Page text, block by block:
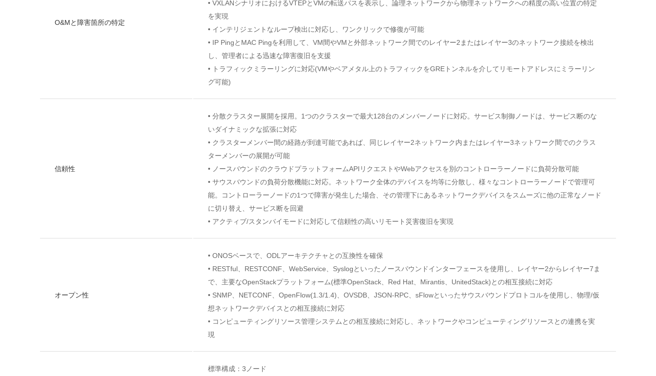
O&Mと障害箇所の特定
• VXLANシナリオにおけるVTEPとVMの転送パスを表示し、論理ネットワークから物理ネットワークへの精度の高い位置の特定
を実現
• インテリジェントなループ検出に対応し、ワンクリックで修復が可能
• IP PingとMAC Pingを利用して、VM間やVMと外部ネットワーク間でのレイヤー2またはレイヤー3のネットワーク接続を検出
し、管理者による迅速な障害復旧を支援
• トラフィックミラーリングに対応(VMやベアメタル上のトラフィックをGREトンネルを介してリモートアドレスにミラーリン
グ可能)
信頼性
• 分散クラスター展開を採用。1つのクラスターで最大128台のメンバーノードに対応。サービス制御ノードは、サービス断のな
いダイナミックな拡張に対応
• クラスターメンバー間の経路が到達可能であれば、同じレイヤー2ネットワーク内またはレイヤー3ネットワーク間でのクラス
ターメンバーの展開が可能
• ノースバウンドのクラウドプラットフォームAPIリクエストやWebアクセスを別のコントローラーノードに負荷分散可能
• サウスバウンドの負荷分散機能に対応。ネットワーク全体のデバイスを均等に分散し、様々なコントローラーノードで管理可
能。コントローラーノードの1つで障害が発生した場合、その管理下にあるネットワークデバイスをスムーズに他の正常なノード
に切り替え、サービス断を回避
• アクティブ/スタンバイモードに対応して信頼性の高いリモート災害復旧を実現
オープン性
• ONOSベースで、ODLアーキテクチャとの互換性を確保
• RESTful、RESTCONF、WebService、Syslogといったノースバウンドインターフェースを使用し、レイヤー2からレイヤー7ま
で、主要なOpenStackプラットフォーム(標準OpenStack、Red Hat、Mirantis、UnitedStack)との相互接続に対応
• SNMP、NETCONF、OpenFlow(1.3/1.4)、OVSDB、JSON-RPC、sFlowといったサウスバウンドプロトコルを使用し、物理/仮
想ネットワークデバイスとの相互接続に対応
• コンピューティングリソース管理システムとの相互接続に対応し、ネットワークやコンピューティングリソースとの連携を実
現
標準構成：3ノード